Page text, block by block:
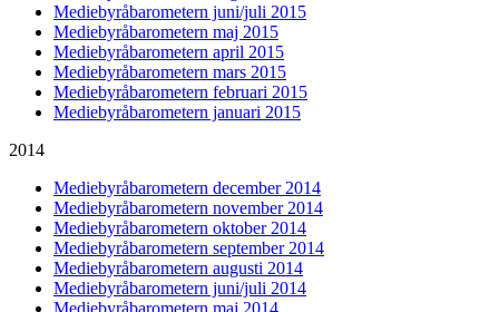
Mediebyråbarometern juni/juli 2015
Mediebyråbarometern maj 2015
Mediebyråbarometern april 2015
Mediebyråbarometern mars 2015
Mediebyråbarometern februari 2015
Mediebyråbarometern januari 2015
2014
Mediebyråbarometern december 2014
Mediebyråbarometern november 2014
Mediebyråbarometern oktober 2014
Mediebyråbarometern september 2014
Mediebyråbarometern augusti 2014
Mediebyråbarometern juni/juli 2014
Mediebyråbarometern maj 2014